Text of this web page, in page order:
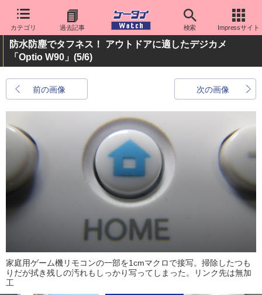
カテゴリ 過去記事 検索 Impressサイト
防水防塵でタフネス！ アウトドアに適したデジカメ
「Optio W90」 (5/6)
前の画像 次の画像
家庭用ゲーム機リモコンの一部を1cmマクロで接写。掃除したつも
りだが拭き残しの汚れもしっかり写ってしまった。リンク先は無加
工